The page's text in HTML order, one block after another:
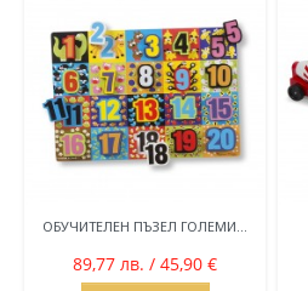
ОБУЧИТЕЛЕН ПЪЗЕЛ ГОЛЕМИ...
89,77 лв. / 45,90 €